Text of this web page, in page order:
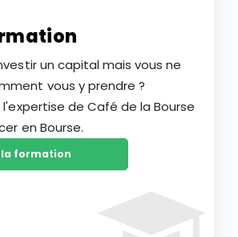
un capital mais vous ne
vous y prendre ?
de Café de la Bourse
en Bourse.
la formation